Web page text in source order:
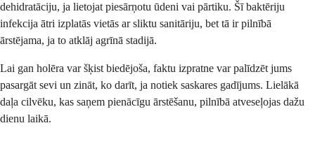
dehidratāciju, ja lietojat piesārņotu ūdeni vai pārtiku. Šī baktēriju
infekcija ātri izplatās vietās ar sliktu sanitāriju, bet tā ir pilnībā
ārstējama, ja to atklāj agrīnā stadijā.
Lai gan holēra var šķist biedējoša, faktu izpratne var palīdzēt jums
pasargāt sevi un zināt, ko darīt, ja notiek saskares gadījums. Lielākā
daļa cilvēku, kas saņem pienācīgu ārstēšanu, pilnībā atveseļojas dažu
dienu laikā.